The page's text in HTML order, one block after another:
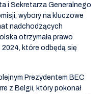
i Sekretarza Generalnego
wybory na kluczowe
nadchodzących
otrzymała prawo
które odbędą się
Prezydentem BEC
z Belgii, który pokonał